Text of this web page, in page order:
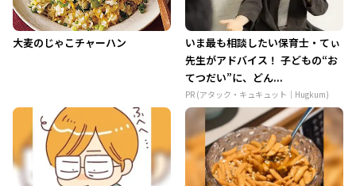
大麦のじゃこチャーハン
いま最も相談したい保育士・てぃ
先生がアドバイス！ 子どもの“お
てつだい”に、どん...
PR (アタック・キュキュット｜Hugkum)